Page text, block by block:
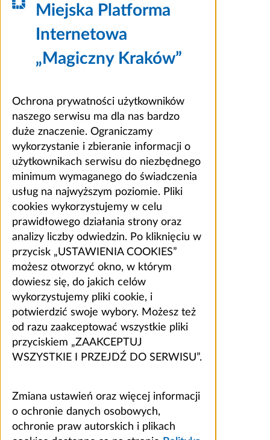
Miejska Platforma
Internetowa
„Magiczny Kraków”
Ochrona prywatności użytkowników
naszego serwisu ma dla nas bardzo
duże znaczenie. Ograniczamy
wykorzystanie i zbieranie informacji o
użytkownikach serwisu do niezbędnego
minimum wymaganego do świadczenia
usług na najwyższym poziomie. Pliki
cookies wykorzystujemy w celu
prawidłowego działania strony oraz
analizy liczby odwiedzin. Po kliknięciu w
przycisk „USTAWIENIA COOKIES”
możesz otworzyć okno, w którym
dowiesz się, do jakich celów
wykorzystujemy pliki cookie, i
potwierdzić swoje wybory. Możesz też
od razu zaakceptować wszystkie pliki
przyciskiem „ZAAKCEPTUJ
WSZYSTKIE I PRZEJDŹ DO SERWISU”.
Zmiana ustawień oraz więcej informacji
o ochronie danych osobowych,
ochronie praw autorskich i plikach